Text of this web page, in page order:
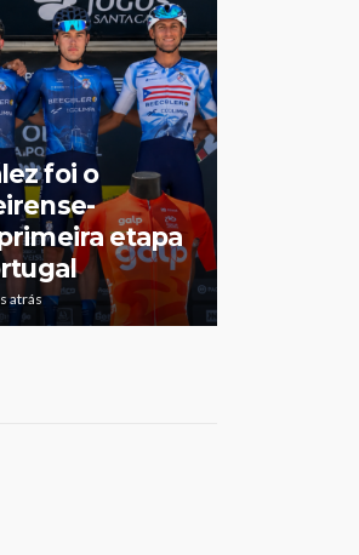
foi o
etapa
atrás